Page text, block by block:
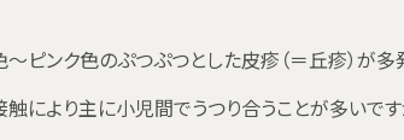
ピンク色のぷつぷつとした皮疹（＝丘疹）が多
により主に小児間でうつり合うことが多いです